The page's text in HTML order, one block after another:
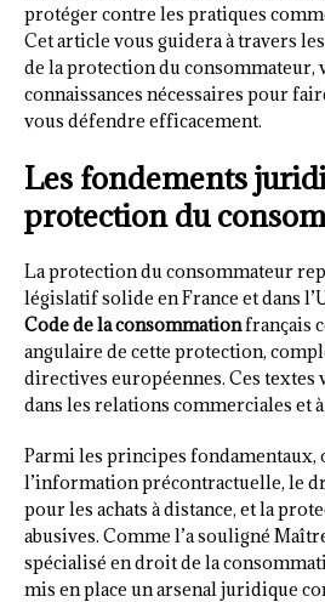
protéger contre les pratiques
Cet article vous guidera à travers
de la protection du consommateur,
connaissances nécessaires pour
vous défendre efficacement.
Les fondements
protection du
La protection du consommateur
législatif solide en France et dans
Code de la consommationfrançais
angulaire de cette protection,
directives européennes. Ces textes
dans les relations commerciales et
Parmi les principes fondamentaux,
l’information précontractuelle, le
pour les achats à distance, et la
abusives. Comme l’a souligné
spécialisé en droit de la
mis en place un arsenal juridique